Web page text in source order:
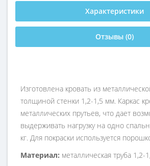
Характеристики
Отзывы (0)
Изготовлена кровать из
толщиной стенки 1,2-1,5 мм. Каркас
металлических прутьев, что дает
выдерживать нагрузку на одно
кг. Для покраски используется
Материал: металлическая труба 1,2-